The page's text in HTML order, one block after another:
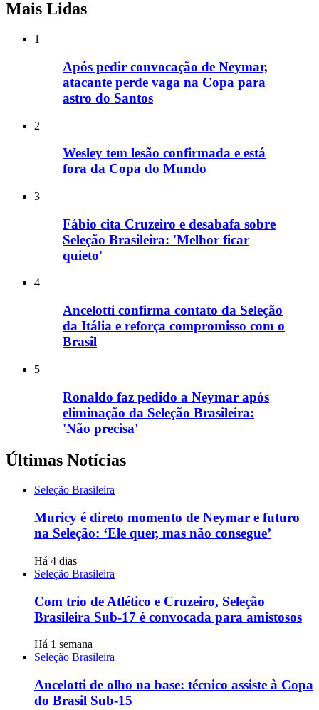
Mais Lidas
1
Após pedir convocação de Neymar,
atacante perde vaga na Copa para
astro do Santos
2
Wesley tem lesão confirmada e está
fora da Copa do Mundo
3
Fábio cita Cruzeiro e desabafa sobre
Seleção Brasileira: 'Melhor ficar
quieto'
4
Ancelotti confirma contato da Seleção
da Itália e reforça compromisso com o
Brasil
5
Ronaldo faz pedido a Neymar após
eliminação da Seleção Brasileira:
'Não precisa'
Últimas Notícias
Seleção Brasileira
Muricy é direto momento de Neymar e futuro
na Seleção: ‘Ele quer, mas não consegue’
Há 4 dias
Seleção Brasileira
Com trio de Atlético e Cruzeiro, Seleção
Brasileira Sub-17 é convocada para amistosos
Há 1 semana
Seleção Brasileira
Ancelotti de olho na base: técnico assiste à Copa
do Brasil Sub-15